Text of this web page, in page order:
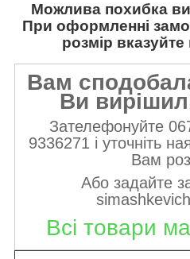
Можлива похибка
При оформленні
розмір
Вам
Ви
Зателефонуйте
9336271 і уточніть
Вам
Або задайте
Всі товари